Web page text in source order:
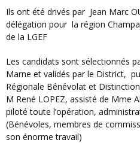
Ils ont été drivés par Jean Marc
délégation pour la région
de la LGEF
Les candidats sont sélectionnés par la commission du district
Marne et validés par le District,
Régionale Bénévolat et
M René LOPEZ, assisté de Mme
piloté toute l’opération,
(Bénévoles, membres de
son énorme travail)